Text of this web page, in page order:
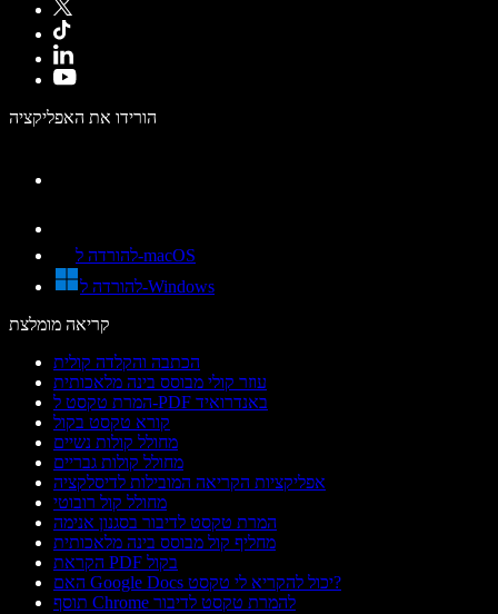
הורידו את האפליקציה
להורדה ל-macOS
להורדה ל-Windows
קריאה מומלצת
הכתבה והקלדה קולית
עוזר קולי מבוסס בינה מלאכותית
המרת טקסט ל-PDF באנדרואיד
קורא טקסט בקול
מחולל קולות נשיים
מחולל קולות גבריים
אפליקציות הקריאה המובילות לדיסלקציה
מחולל קול רובוטי
המרת טקסט לדיבור בסגנון אנימה
מחליף קול מבוסס בינה מלאכותית
הקראת PDF בקול
האם Google Docs יכול להקריא לי טקסט?
תוסף Chrome להמרת טקסט לדיבור